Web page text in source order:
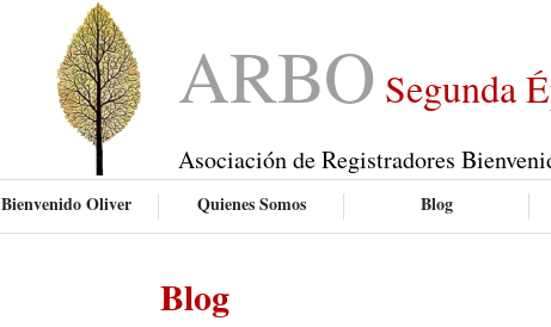
ARBO Segunda
Asociación de Registradores
Bienvenido Oliver Quienes Somos Blog
Blog